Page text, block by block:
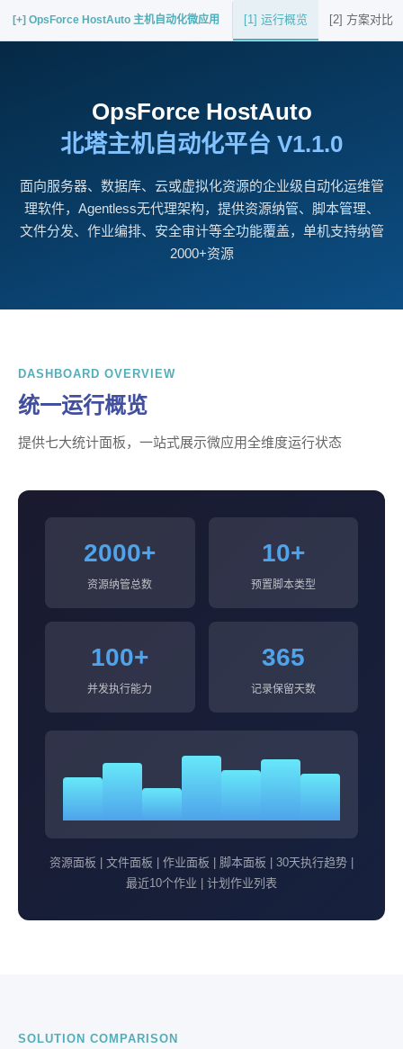
[+] OpsForce HostAuto 主机自动化微应用 [1] 运行概览 [2] 方案对比
OpsForce HostAuto
北塔主机自动化平台 V1.1.0
面向服务器、数据库、云或虚拟化资源的企业级自动化运维管
理软件，Agentless无代理架构，提供资源纳管、脚本管理、
文件分发、作业编排、安全审计等全功能覆盖，单机支持纳管
2000+资源
DASHBOARD OVERVIEW
统一运行概览
提供七大统计面板，一站式展示微应用全维度运行状态
2000+
资源纳管总数
10+
预置脚本类型
100+
并发执行能力
365
记录保留天数
资源面板 | 文件面板 | 作业面板 | 脚本面板 | 30天执行趋势 |
最近10个作业 | 计划作业列表
SOLUTION COMPARISON